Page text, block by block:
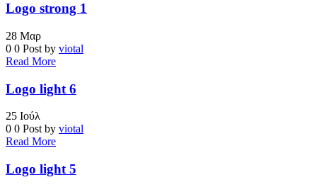
Logo strong 1
28 Μαρ
0 0 Post by viotal
Read More
Logo light 6
25 Ιούλ
0 0 Post by viotal
Read More
Logo light 5